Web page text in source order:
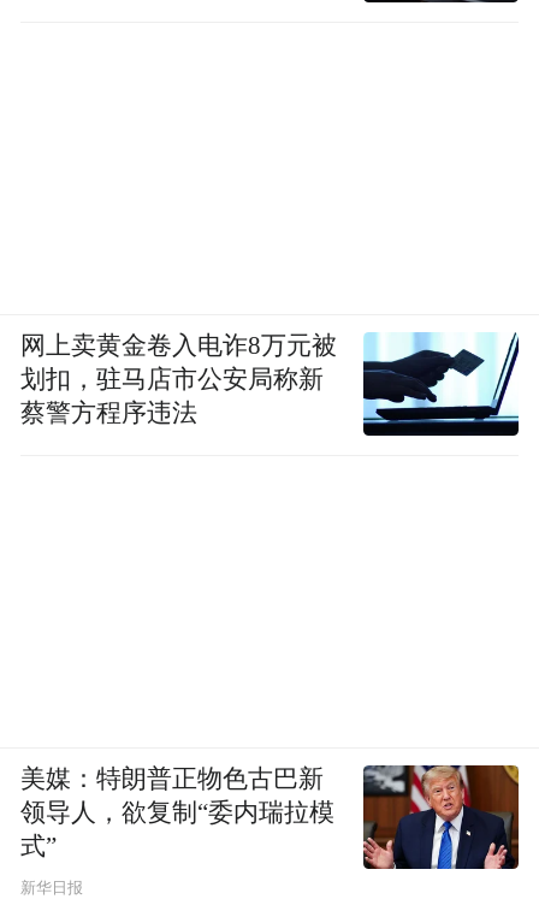
网上卖黄金卷入电诈8万元被
划扣，驻马店市公安局称新
蔡警方程序违法
美媒：特朗普正物色古巴新
领导人，欲复制“委内瑞拉模
式”
新华日报